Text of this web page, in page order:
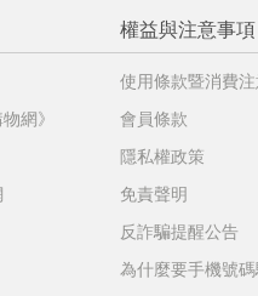
網》
權益與注意事項
使用條款暨消費
會員條款
隱私權政策
免責聲明
反詐騙提醒公告
為什麼要手機號